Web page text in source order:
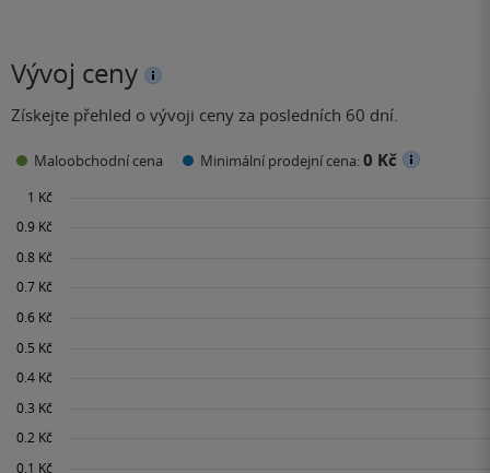
Vývoj ceny
Získejte přehled o vývoji ceny za posledních 60 dní.
Maloobchodní cena Minimální prodejní cena:0 Kč